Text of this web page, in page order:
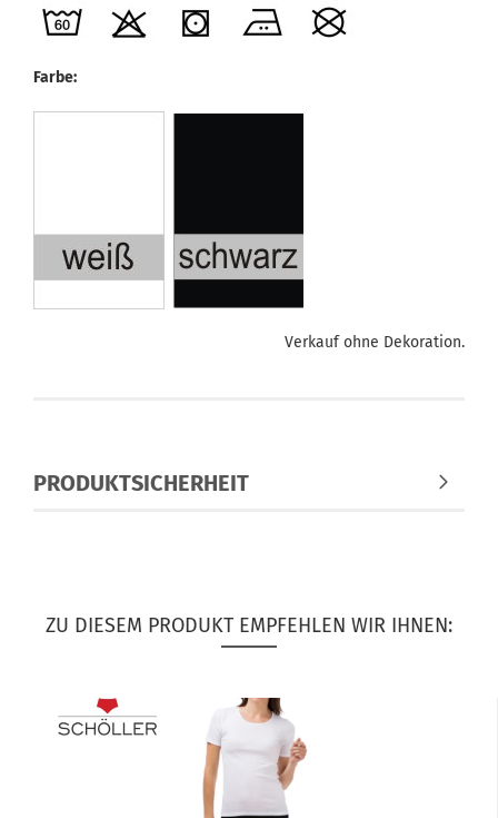
Farbe:
Verkauf ohne Dekoration.
PRODUKTSICHERHEIT
ZU DIESEM PRODUKT EMPFEHLEN WIR IHNEN: